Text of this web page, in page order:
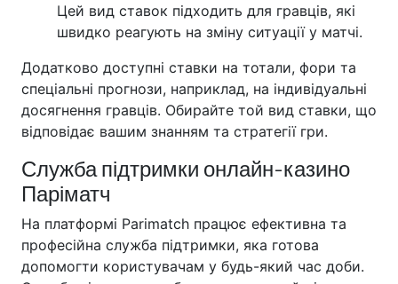
Цей вид ставок підходить для гравців, які
швидко реагують на зміну ситуації у матчі.
Додатково доступні ставки на тотали, фори та
спеціальні прогнози, наприклад, на індивідуальні
досягнення гравців. Обирайте той вид ставки, що
відповідає вашим знанням та стратегії гри.
Служба підтримки онлайн-казино
Паріматч
На платформі Parimatch працює ефективна та
професійна служба підтримки, яка готова
допомогти користувачам у будь-який час доби.